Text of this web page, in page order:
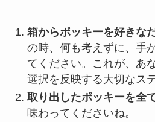
箱からポッキーを好きな
の時、何も考えずに、手
てください。これが、あ
選択を反映する大切なス
取り出したポッキーを全
味わってくださいね。